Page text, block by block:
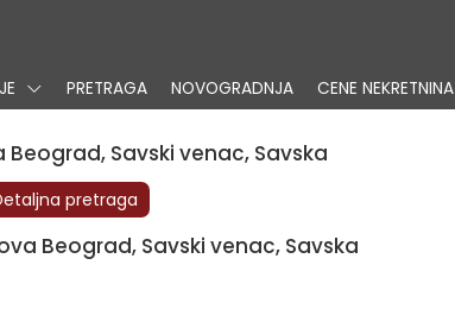
PRETRAGA NOVOGRADNJA CENE NEKRETNINA
Savski venac, Savska
pretraga
Beograd, Savski venac, Savska